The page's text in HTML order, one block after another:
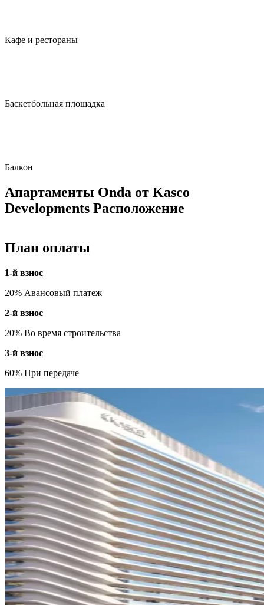
Кафе и рестораны
Баскетбольная площадка
Балкон
Апартаменты Onda от Kasco
Developments Расположение
План оплаты
1-й взнос
20% Авансовый платеж
2-й взнос
20% Во время строительства
3-й взнос
60% При передаче